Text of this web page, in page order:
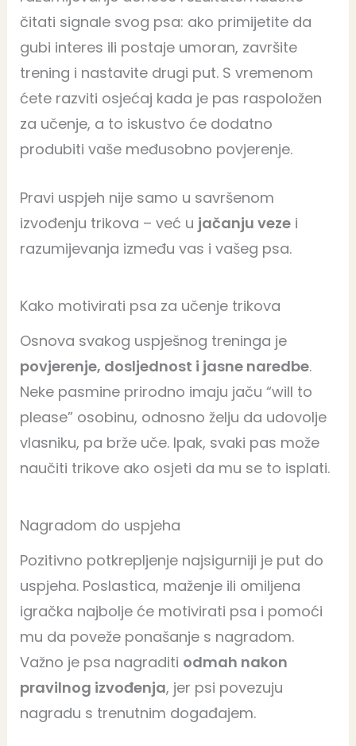
čitati signale svog psa: ako primijetite da
gubi interes ili postaje umoran, završite
trening i nastavite drugi put. S vremenom
ćete razviti osjećaj kada je pas raspoložen
za učenje, a to iskustvo će dodatno
produbiti vaše međusobno povjerenje.
Pravi uspjeh nije samo u savršenom
izvođenju trikova – već u jačanju vezei
razumijevanja između vas i vašeg psa.
Kako motivirati psa za učenje trikova
Osnova svakog uspješnog treninga je
povjerenje, dosljednost i jasne naredbe.
Neke pasmine prirodno imaju jaču “will to
please” osobinu, odnosno želju da udovolje
vlasniku, pa brže uče. Ipak, svaki pas može
naučiti trikove ako osjeti da mu se to isplati.
Nagradom do uspjeha
Pozitivno potkrepljenje najsigurniji je put do
uspjeha. Poslastica, maženje ili omiljena
igračka najbolje će motivirati psa i pomoći
mu da poveže ponašanje s nagradom.
Važno je psa nagraditi odmah nakon
pravilnog izvođenja, jer psi povezuju
nagradu s trenutnim događajem.